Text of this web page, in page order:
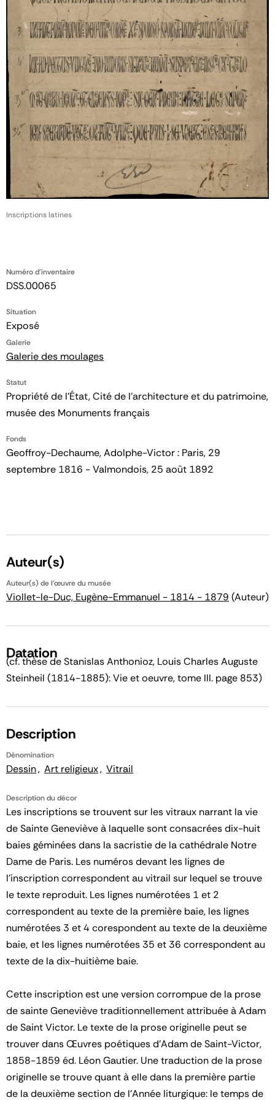
Numéro d'inventaire
DSS.00065
Situation
Exposé
Galerie
Galerie des moulages
Statut
Propriété de l’État, Cité de l’architecture et du patrimoine,
musée des Monuments français
Fonds
Geoffroy-Dechaume, Adolphe-Victor : Paris, 29
septembre 1816 - Valmondois, 25 août 1892
Inscriptions latines
Auteur(s)
Auteur(s) de l'œuvre du musée
Viollet-le-Duc, Eugène-Emmanuel - 1814 - 1879 (Auteur)
Datation
(cf. thèse de Stanislas Anthonioz, Louis Charles Auguste
Steinheil (1814-1885): Vie et oeuvre, tome III. page 853)
Description
Dénomination
Dessin Art religieux Vitrail
Description du décor
Les inscriptions se trouvent sur les vitraux narrant la vie
de Sainte Geneviève à laquelle sont consacrées dix-huit
baies géminées dans la sacristie de la cathédrale Notre
Dame de Paris. Les numéros devant les lignes de
l'inscription correspondent au vitrail sur lequel se trouve
le texte reproduit. Les lignes numérotées 1 et 2
correspondent au texte de la première baie, les lignes
numérotées 3 et 4 corespondent au texte de la deuxième
baie, et les lignes numérotées 35 et 36 correspondent au
texte de la dix-huitième baie.
Cette inscription est une version corrompue de la prose
de sainte Geneviève traditionnellement attribuée à Adam
de Saint Victor. Le texte de la prose originelle peut se
trouver dans Œuvres poétiques d’Adam de Saint-Victor,
1858-1859 éd. Léon Gautier. Une traduction de la prose
originelle se trouve quant à elle dans la première partie
de la deuxième section de l'Année liturgique: le temps de